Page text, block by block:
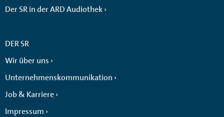
Der SR in der ARD Audiothek
DER SR
Wir über uns
Unternehmenskommunikation
Job & Karriere
Impressum